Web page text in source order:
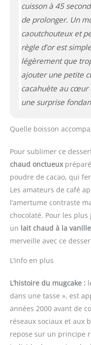
cuisson à 45
de prolonger. Un
caoutchouteux et
règle d’or est
légèrement que
ajouter une petite
cacahuète au cœur
une surprise
Quelle boisson
Pour sublimer ce
chaud onctueux
poudre de cacao, qui
Les amateurs de café
l’amertume contraste
chocolaté. Pour les
un lait chaud à la vanille
merveille avec ce
L’info en plus
L’histoire du mugcake :
dans une tasse », est
années 2000 avant de
réseaux sociaux et aux
repose sur un principe